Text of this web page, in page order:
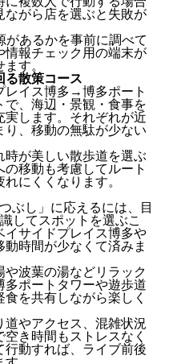
ながら店を選ぶと失敗が
があるかを事前に調べて
情報チェック用の端末が
す。
る散策コース
レイス博多→博多ポート
、海辺・景観・食事を
します。それぞれが近
り、移動の無駄が少ない
が美しい散歩道を選ぶ
移動も考慮してルート
にくくなります。
ぶし」に応えるには、目
してスポットを選ぶこ
イサイドプレイス博多や
時間が少なくて済みま
や波葉の湯などリラック
多ポートタワーや遊歩道
を共有しながら楽しく
道やアクセス、混雑状況
き時間もストレスなく
動すれば、ライブ前後